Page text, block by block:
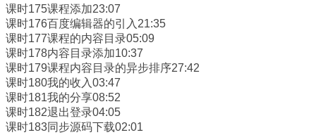
课时175课程添加23:07
课时176百度编辑器的引入21:35
课时177课程的内容目录05:09
课时178内容目录添加10:37
课时179课程内容目录的异步排序27:42
课时180我的收入03:47
课时181我的分享08:52
课时182退出登录04:05
课时183同步源码下载02:01